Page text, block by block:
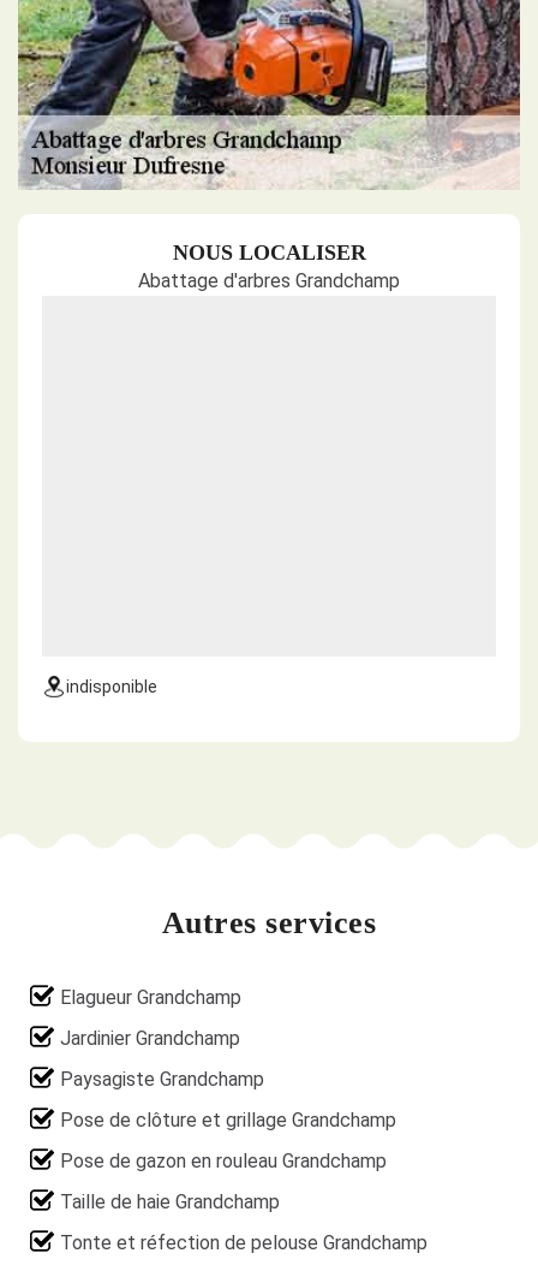
NOUS LOCALISER
Abattage d'arbres Grandchamp
indisponible
Autres services
Elagueur Grandchamp
Jardinier Grandchamp
Paysagiste Grandchamp
Pose de clôture et grillage Grandchamp
Pose de gazon en rouleau Grandchamp
Taille de haie Grandchamp
Tonte et réfection de pelouse Grandchamp